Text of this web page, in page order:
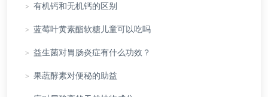
> 有机钙和无机钙的区别
> 蓝莓叶黄素酯软糖儿童可以吃吗
> 益生菌对胃肠炎症有什么功效？
> 果蔬酵素对便秘的助益